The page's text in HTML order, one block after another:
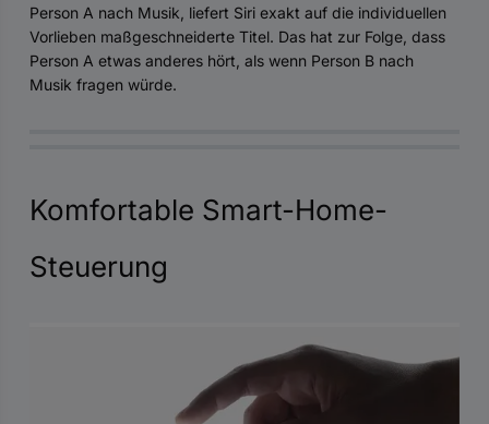
Person A nach Musik, liefert Siri exakt auf die individuellen
Vorlieben maßgeschneiderte Titel. Das hat zur Folge, dass
Person A etwas anderes hört, als wenn Person B nach
Musik fragen würde.
Komfortable Smart-Home-
Steuerung